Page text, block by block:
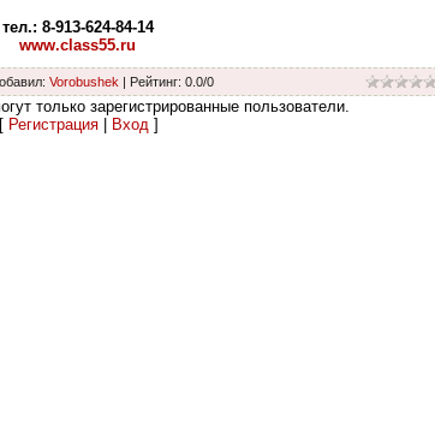
тел.: 8-913-624-84-14
www.class55.ru
: Vorobushek Рейтинг: 0.0/0
только зарегистрированные пользователи.
[ Регистрация| Вход]